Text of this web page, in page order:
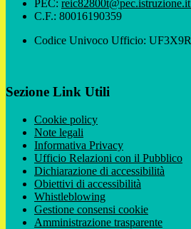
PEC: reic82800t@pec.istruzione.it
C.F.: 80016190359
Codice Univoco Ufficio: UF3X9R
Sezione Link Utili
Cookie policy
Note legali
Informativa Privacy
Ufficio Relazioni con il Pubblico
Dichiarazione di accessibilità
Obiettivi di accessibilità
Whistleblowing
Gestione consensi cookie
Amministrazione trasparente